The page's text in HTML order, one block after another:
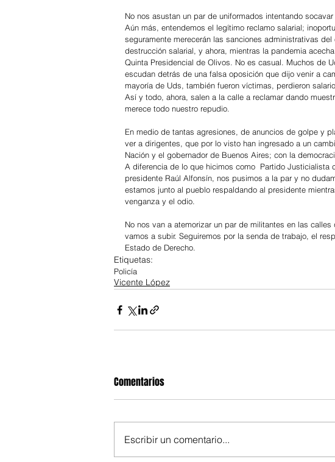
No nos asustan un par de uniformados intentando
Aún más, entendemos el legítimo reclamo salarial;
seguramente merecerán las sanciones administrativas
destrucción salarial, y ahora, mientras la pandemia
Quinta Presidencial de Olivos. No es casual. Muchos de
escudan detrás de una falsa oposición que dijo venir a
mayoría de Uds, también fueron víctimas, perdieron
Así y todo, ahora, salen a la calle a reclamar dando
merece todo nuestro repudio.
En medio de tantas agresiones, de anuncios de golpe y
ver a dirigentes, que por lo visto han ingresado a un
Nación y el gobernador de Buenos Aires; con la
A diferencia de lo que hicimos como  Partido Justicialista
presidente Raúl Alfonsín, nos pusimos a la par y no
estamos junto al pueblo respaldando al presidente
venganza y el odio.
No nos van a atemorizar un par de militantes en las
vamos a subir. Seguiremos por la senda de trabajo, el
Estado de Derecho.
Etiquetas:
Policía
Vicente López
Comentarios
Escribir un comentario...